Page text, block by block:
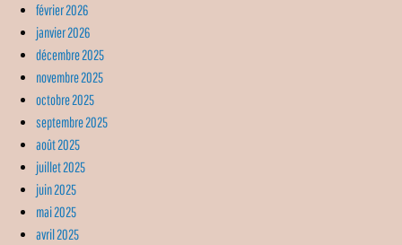
février 2026
janvier 2026
décembre 2025
novembre 2025
octobre 2025
septembre 2025
août 2025
juillet 2025
juin 2025
mai 2025
avril 2025